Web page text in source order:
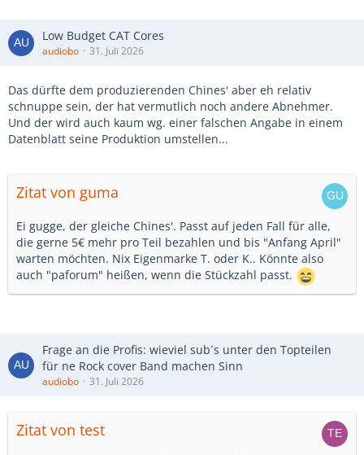
Low Budget CAT Cores
audiobo 31. Juli 2026
Das dürfte dem produzierenden Chines' aber eh relativ
schnuppe sein, der hat vermutlich noch andere Abnehmer.
Und der wird auch kaum wg. einer falschen Angabe in einem
Datenblatt seine Produktion umstellen...
Zitat von guma
Ei gugge, der gleiche Chines'. Passt auf jeden Fall für alle,
die gerne 5€ mehr pro Teil bezahlen und bis "Anfang April"
warten möchten. Nix Eigenmarke T. oder K.. Könnte also
auch "paforum" heißen, wenn die Stückzahl passt.
Frage an die Profis: wieviel sub´s unter den Topteilen
für ne Rock cover Band machen Sinn
audiobo 31. Juli 2026
Zitat von test